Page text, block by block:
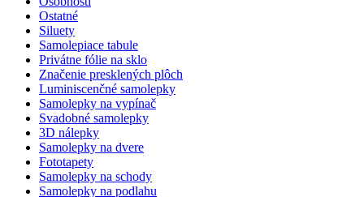
Ostatné
Siluety
Samolepiace tabule
Privátne fólie na sklo
Značenie presklených plôch
Luminiscenčné samolepky
Samolepky na vypínač
Svadobné samolepky
3D nálepky
Samolepky na dvere
Fototapety
Samolepky na schody
Samolepky na podlahu